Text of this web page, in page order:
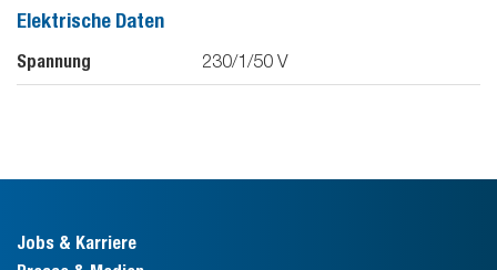
Elektrische Daten
Spannung 230/1/50 V
Jobs & Karriere